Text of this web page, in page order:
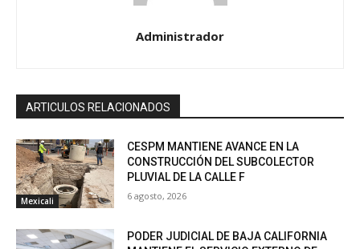
Administrador
ARTICULOS RELACIONADOS
Mexicali
CESPM MANTIENE AVANCE EN LA
CONSTRUCCIÓN DEL SUBCOLECTOR
PLUVIAL DE LA CALLE F
6 agosto, 2026
PODER JUDICIAL DE BAJA CALIFORNIA